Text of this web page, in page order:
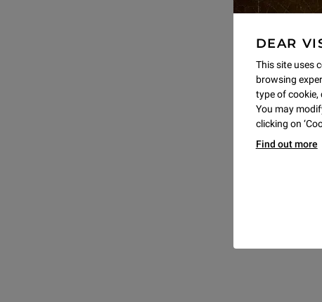
DEAR
This site uses
browsing
type of cookie,
You may
clicking on
Find out more